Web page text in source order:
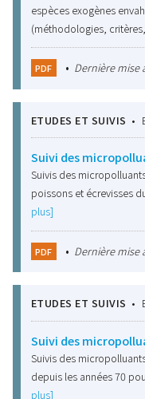
espèces exogènes
(méthodologies,
PDF • Dernière mise
ETUDES ET SUIVIS •
Suivi des
Suivis des
poissons et écrevisses
plus]
PDF • Dernière mise
ETUDES ET SUIVIS •
Suivi des
Suivis des
depuis les années 70
plus]